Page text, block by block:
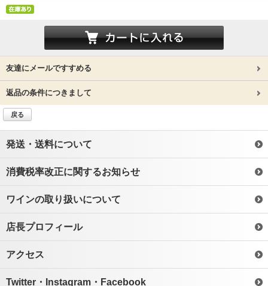
友達にメールですすめる
返品の条件につきまして
戻る
発送・送料について
消費税率改正に関するお知らせ
ワインの取り扱いについて
店長プロフィール
アクセス
Twitter・Instagram・Facebook